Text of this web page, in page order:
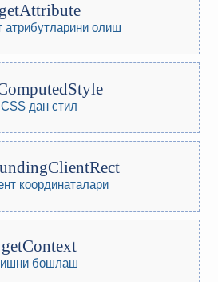
getAttribute
атрибутларини олиш
CSS дан стил
координаталари
getContext
ишни бошлаш